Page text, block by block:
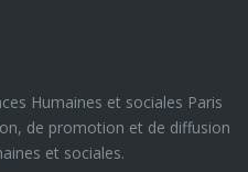
Humaines et sociales Paris
de promotion et de diffusion
et sociales.